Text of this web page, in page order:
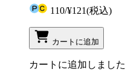
110/¥121(税込)
カートに追加
カートに追加しました